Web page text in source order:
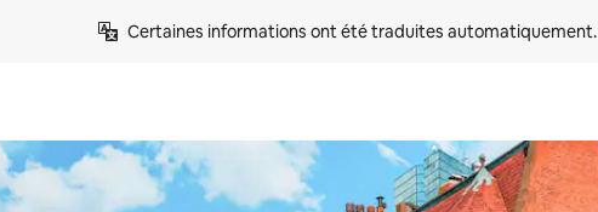
Certaines informations ont été traduites automatiquement.